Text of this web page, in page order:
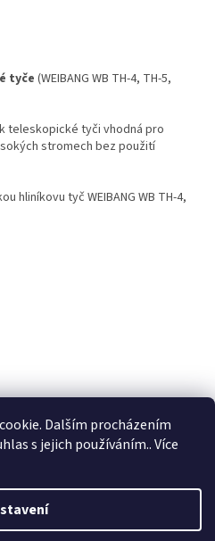
Dalším procházením
s jejich používáním.. Více
tyče (WEIBANG WB TH-4, TH-5,
teleskopické tyči vhodná pro
stromech bez použití
hliníkovu tyč WEIBANG WB TH-4,